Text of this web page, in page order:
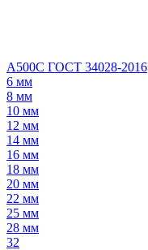
А500С ГОСТ 34028-2016
6 мм
8 мм
10 мм
12 мм
14 мм
16 мм
18 мм
20 мм
22 мм
25 мм
28 мм
32